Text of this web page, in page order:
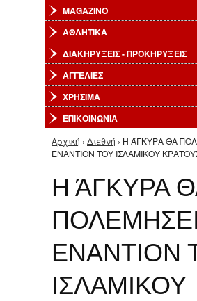
MAGAZINO
ΑΘΛΗΤΙΚΑ
ΔΙΑΚΗΡΥΞΕΙΣ - ΠΡΟΚΗΡΥΞΕΙΣ
ΑΓΓΕΛΙΕΣ
ΧΡΗΣΙΜΑ
ΕΠΙΚΟΙΝΩΝΙΑ
Είστε εδώ
Αρχική › Διεθνή › Η ΆΓΚΥΡΑ ΘΑ
ΕΝΑΝΤΙΟΝ ΤΟΥ ΙΣΛΑΜΙΚΟΥ
Η ΆΓΚΥΡΑ
ΠΟΛΕΜΗΣΕΙ
ΕΝΑΝΤΙΟΝ
ΙΣΛΑΜΙΚΟΥ